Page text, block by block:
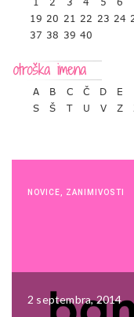
19 20 21 22 23 24
37 38 39 40
A B C Č D E
S
Š T U V Z
NOVICE ZANIMIVOSTI
2 septembra, 2014